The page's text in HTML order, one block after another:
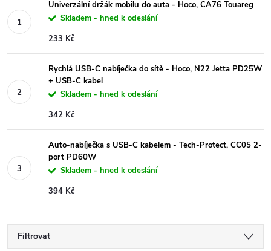
Univerzální držák mobilu do auta - Hoco, CA76 Touareg
Skladem - hned k odeslání
233 Kč
Rychlá USB-C nabíječka do sítě - Hoco, N22 Jetta PD25W
+ USB-C kabel
Skladem - hned k odeslání
342 Kč
Auto-nabíječka s USB-C kabelem - Tech-Protect, CC05 2-
port PD60W
Skladem - hned k odeslání
394 Kč
Filtrovat